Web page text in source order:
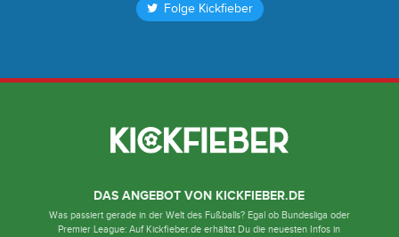
Folge Kickfieber
DAS ANGEBOT VON KICKFIEBER.DE
Was passiert gerade in der Welt des Fußballs? Egal ob Bundesliga oder
Premier League: Auf Kickfieber.de erhältst Du die neuesten Infos in